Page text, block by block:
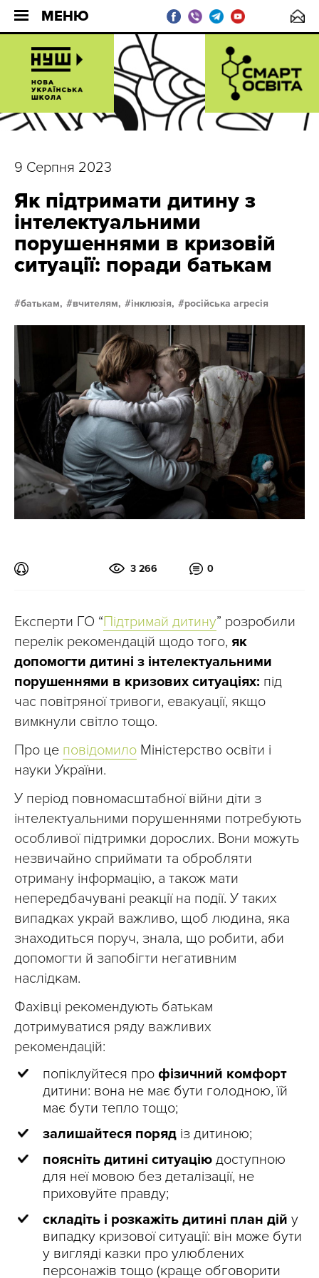
МЕНЮ
9 Серпня 2023
Як підтримати дитину з
інтелектуальними
порушеннями в кризовій
ситуації: поради батькам
батькам, вчителям, інклюзія, російська агресія
3 266 0
Експерти ГО “Підтримай дитину” розробили
перелік рекомендацій щодо того, як
допомогти дитині з інтелектуальними
порушеннями в кризових ситуаціях: під
час повітряної тривоги, евакуації, якщо
вимкнули світло тощо.
Про це повідомило Міністерство освіти і
науки України.
У період повномасштабної війни діти з
інтелектуальними порушеннями потребують
особливої підтримки дорослих. Вони можуть
незвичайно сприймати та обробляти
отриману інформацію, а також мати
непередбачувані реакції на події. У таких
випадках украй важливо, щоб людина, яка
знаходиться поруч, знала, що робити, аби
допомогти й запобігти негативним
наслідкам.
Фахівці рекомендують батькам
дотримуватися ряду важливих
рекомендацій:
попіклуйтеся про фізичний комфорт
дитини: вона не має бути голодною, їй
має бути тепло тощо;
залишайтеся поряд із дитиною;
поясніть дитині ситуацію доступною
для неї мовою без деталізації, не
приховуйте правду;
складіть і розкажіть дитині план дій у
випадку кризової ситуації: він може бути
у вигляді казки про улюблених
персонажів тощо (краще обговорити